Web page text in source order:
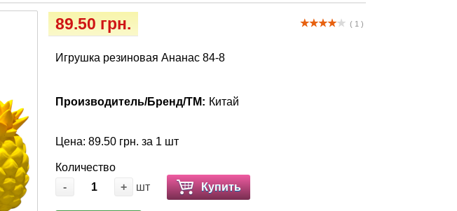
( 1 )
89.50 грн.
Игрушка резиновая Ананас 84-8
Производитель/Бренд/ТМ: Китай
Цена: 89.50 грн. за 1 шт
Количество
-
+ шт Купить